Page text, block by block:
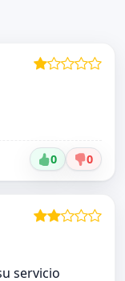
0 0
servicio